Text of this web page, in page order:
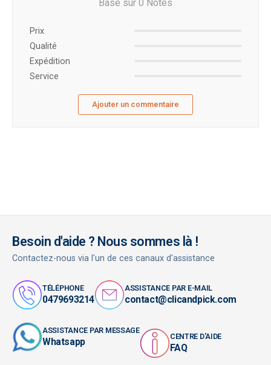
Basé sur 0 Notes
Prix ​​
Qualité
Expédition
Service
Ajouter un commentaire
Besoin d'aide ? Nous sommes là !
Contactez-nous via l'un de ces canaux d'assistance
TÉLÉPHONE
0479693214
ASSISTANCE PAR E-MAIL
contact@clicandpick.com
ASSISTANCE PAR MESSAGE
Whatsapp CENTRE D'AIDE
FAQ